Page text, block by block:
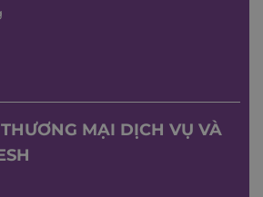
MẠI DỊCH VỤ VÀ